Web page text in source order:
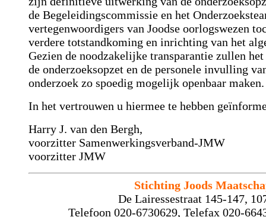
de Begeleidingscommissie en het
vertegenwoordigers van Joodse oorlogswezen
verdere totstandkoming en inrichting van het
Gezien de noodzakelijke transparantie zullen
de onder­zoeksopzet en de personele invulling
onderzoek zo spoedig mogelijk openbaar maken.
In het vertrouwen u hiermee te hebben
Harry J. van den Bergh,
voorzitter Samenwerkingsverband-JMW
voorzitter JMW
Stichting Joods
De Lairessestraat 145-147,
Telefoon 020-6730629, Telefax 020-